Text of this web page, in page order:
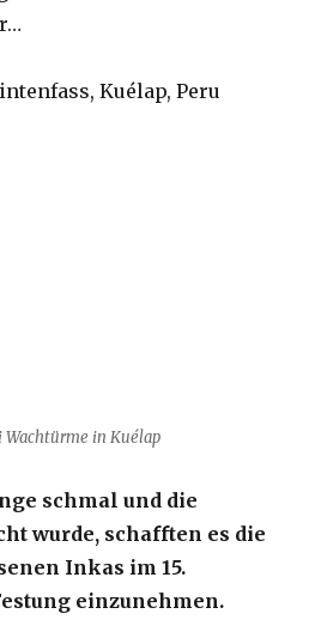
Wachtürme in Kuélap
schmal und die
wurde, schafften es die
Inkas im 15.
einzunehmen.